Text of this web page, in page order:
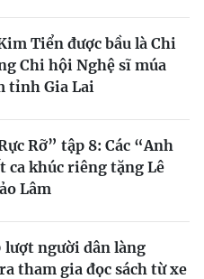
Tiển được bầu là Chi
Chi hội Nghệ sĩ múa
tỉnh Gia Lai
Rỡ” tập 8: Các “Anh
ca khúc riêng tặng Lê
Lâm
lượt người dân làng
tham gia đọc sách từ xe